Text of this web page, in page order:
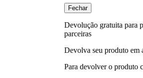
Fechar
Devolução gratuita para
parceiras
Devolva seu produto em
Para devolver o produto